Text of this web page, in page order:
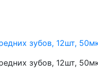
зубов, 12шт,
зубов, 12шт,